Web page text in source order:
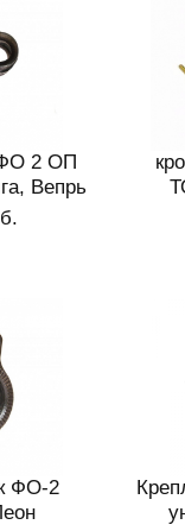
2 ОП
Вепрь
ФО-2